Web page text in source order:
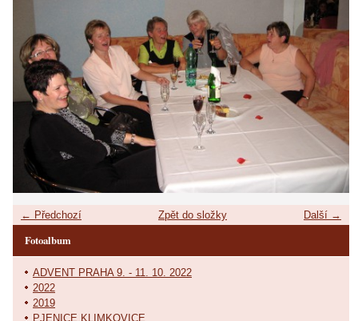
← Předchozí Další →
Zpět do složky
Fotoalbum
ADVENT PRAHA 9. - 11. 10. 2022
2022
2019
PJENICE KLIMKOVICE